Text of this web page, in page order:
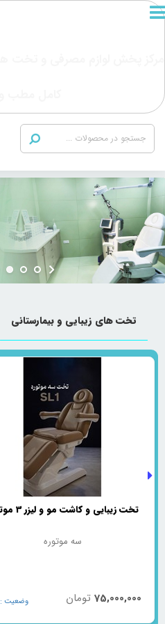
تخت های زیبایی و بیمارستانی
تخت زیبایی و کاشت مو و لیزر 3 موتوره
سه موتوره
75,000,000 تومان وضعیت :